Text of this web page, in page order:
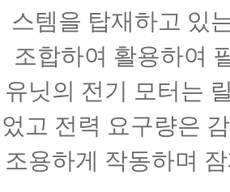
스템을 탑재하고 있
조합하여 활용하여
유닛의 전기 모터는
었고 전력 요구량은
조용하게 작동하며